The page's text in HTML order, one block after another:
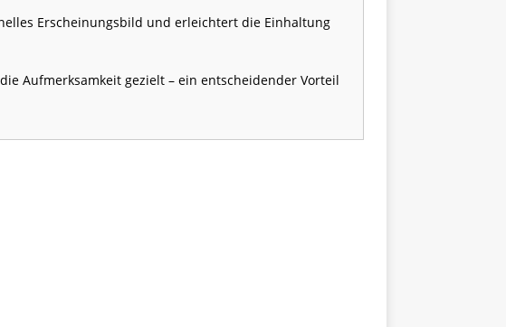
Erscheinungsbild und erleichtert die Einhaltung
Aufmerksamkeit gezielt – ein entscheidender Vorteil